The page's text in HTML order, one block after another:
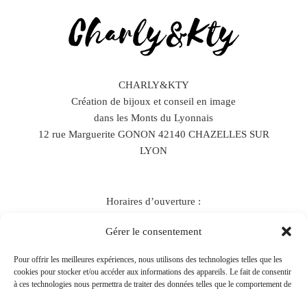
Gérer le consentement
Pour offrir les meilleures expériences, nous utilisons des technologies telles que les
cookies pour stocker et/ou accéder aux informations des appareils. Le fait de consentir
à ces technologies nous permettra de traiter des données telles que le comportement de
CHARLY&KTY
Création de bijoux et conseil en image
dans les Monts du Lyonnais
12 rue Marguerite GONON 42140 CHAZELLES SUR
LYON
Horaires d’ouverture :
Jeudi : 10H – 17h